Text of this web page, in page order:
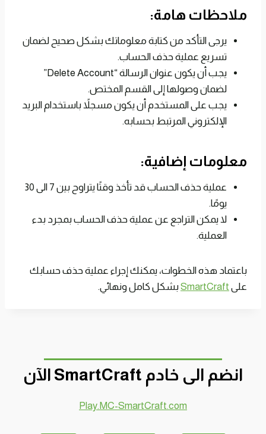
ملاحظات هامة:
يرجى التأكد من كتابة معلوماتك بشكل صحيح لضمان
تسريع عملية حذف الحساب.
يجب أن يكون عنوان الرسالة “Delete Account”
لضمان وصولها إلى القسم المختص.
يجب على المستخدم أن يكون مسجلاً باستخدام البريد
الإلكتروني المرتبط بحسابه.
معلومات إضافية:
عملية حذف الحساب قد تأخذ وقتًا يتراوح بين 7 الى 30
يومًا.
لا يمكن التراجع عن عملية حذف الحساب بمجرد بدء
العملية.
باعتماد هذه الخطوات، يمكنك إجراء عملية حذف حسابك
على SmartCraftبشكل كامل ونهائي.
انضم الى خادم SmartCraft الآن
Play.MC-SmartCraft.com